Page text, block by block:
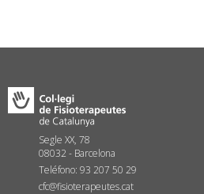
Segle XX, 78
08032 - Barcelona
Teléfono: 93 207 50 29
cfc@fisioterapeutes.cat